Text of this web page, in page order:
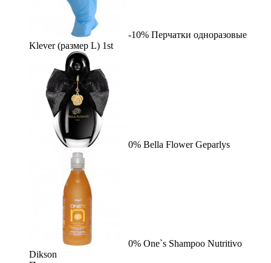
-10% Перчатки одноразовые
Klever (размер L) 1st
0% Bella Flower Geparlys
0% One`s Shampoo Nutritivo
Dikson